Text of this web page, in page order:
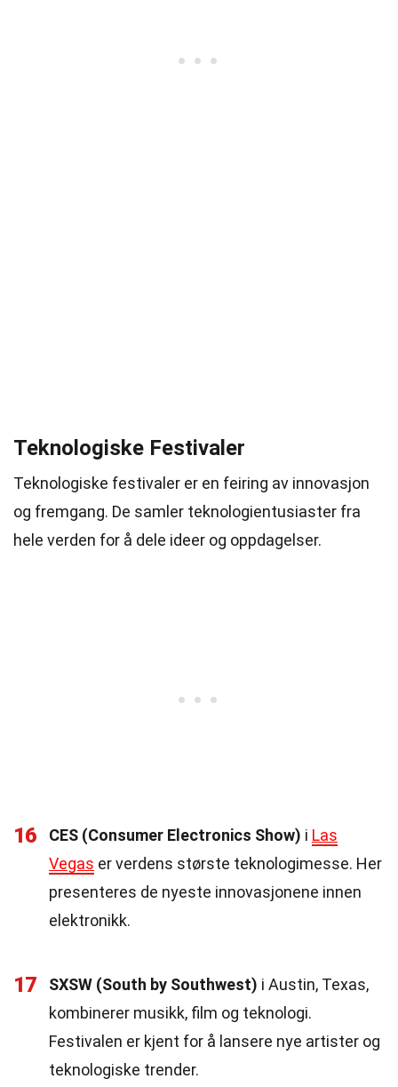
Teknologiske Festivaler
Teknologiske festivaler er en feiring av innovasjon
og fremgang. De samler teknologientusiaster fra
hele verden for å dele ideer og oppdagelser.
16 CES (Consumer Electronics Show) i Las
Vegas er verdens største teknologimesse. Her
presenteres de nyeste innovasjonene innen
elektronikk.
17 SXSW (South by Southwest) i Austin, Texas,
kombinerer musikk, film og teknologi.
Festivalen er kjent for å lansere nye artister og
teknologiske trender.